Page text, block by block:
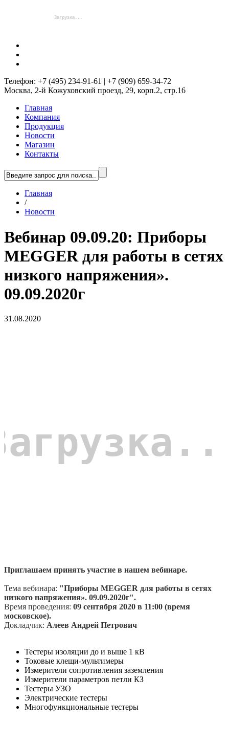
Телефон: +7 (495) 234-91-61 | +7 (909) 659-34-72
Москва, 2-й Кожуховский проезд, 29, корп.2, стр.16
Главная
Компания
Продукция
Новости
Магазин
Контакты
Главная
/
Новости
Вебинар 09.09.20: Приборы
MEGGER для работы в сетях
низкого напряжения».
09.09.2020г
31.08.2020
Приглашаем принять участие в нашем вебинаре.
Тема вебинара: "Приборы MEGGER для работы в сетях
низкого напряжения». 09.09.2020г".
Время проведения: 09 сентября 2020 в 11:00 (время
московское).
Докладчик: Алеев Андрей Петрович
Тестеры изоляции до и выше 1 кВ
Токовые клещи-мультимеры
Измерители сопротивления заземления
Измерители параметров петли КЗ
Тестеры УЗО
Электрические тестеры
Многофункциональные тестеры